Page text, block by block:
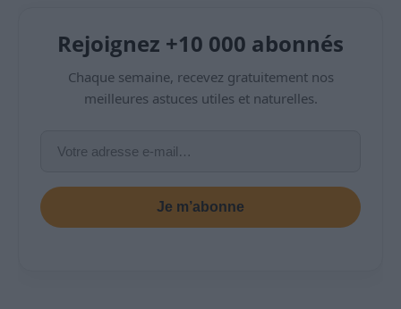
Rejoignez +10 000 abonnés
Chaque semaine, recevez gratuitement nos
meilleures astuces utiles et naturelles.
Je m’abonne